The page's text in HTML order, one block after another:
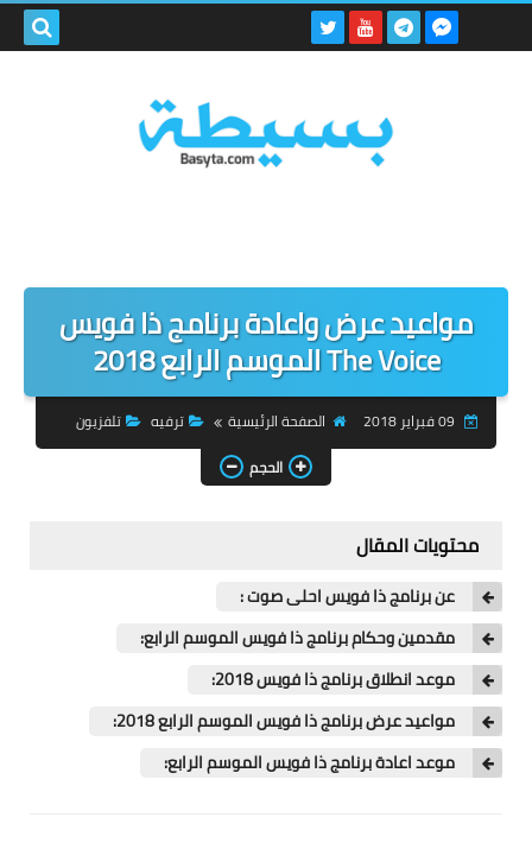
مواعيد عرض واعادة برنامج ذا فويس
The Voice الموسم الرابع 2018
الصفحة الرئيسية ترفيه
تلفزيون
الحجم
محتويات المقال
عن برنامج ذا فويس احلى صوت :
مقدمين وحكام برنامج ذا فويس الموسم الرابع:
موعد انطلاق برنامج ذا فويس 2018:
مواعيد عرض برنامج ذا فويس الموسم الرابع 2018:
موعد اعادة برنامج ذا فويس الموسم الرابع: